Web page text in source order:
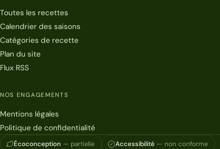
Toutes les recettes
Calendrier des saisons
Catégories de recette
Plan du site
Flux RSS
NOS ENGAGEMENTS
Mentions légales
Politique de confidentialité
Écoconception — partielle Accessibilité — non conforme